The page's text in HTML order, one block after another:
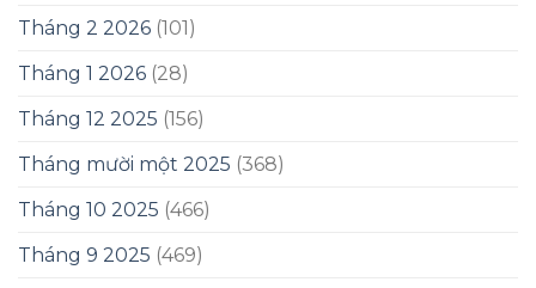
Tháng 2 2026 (101)
Tháng 1 2026 (28)
Tháng 12 2025 (156)
Tháng mười một 2025 (368)
Tháng 10 2025 (466)
Tháng 9 2025 (469)